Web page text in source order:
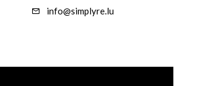
info@simplyre.lu